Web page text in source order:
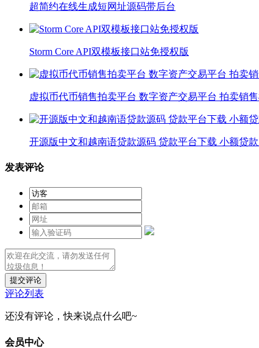
超简约在线生成短网址源码带后台
Storm Core API双模板接口站免授权版
虚拟币代币销售拍卖平台 数字资产交易平台 拍卖销
开源版中文和越南语贷款源码 贷款平台下载 小额贷
发表评论
提交评论
评论列表
还没有评论，快来说点什么吧~
会员中心